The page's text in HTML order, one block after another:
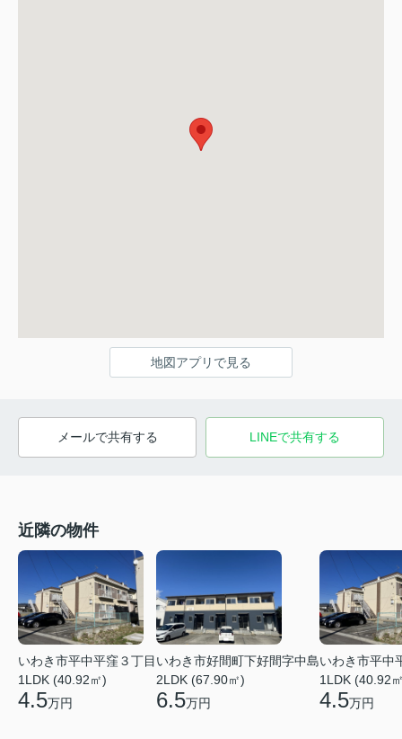
地図アプリで見る
メールで共有する LINEで共有する
近隣の物件
いわき市平中平窪３丁目
1LDK (40.92㎡)
4.5万円
いわき市好間町下好間字中島
2LDK (67.90㎡)
6.5万円
いわき市平中
1LDK (40.92
4.5万円